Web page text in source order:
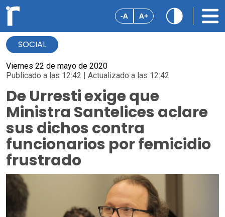
-A A+
SOCIAL
Viernes 22 de mayo de 2020
Publicado a las 12:42 | Actualizado a las 12:42
De Urresti exige que
Ministra Santelices aclare
sus dichos contra
funcionarios por femicidio
frustrado